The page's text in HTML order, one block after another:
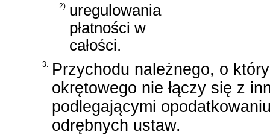
2) uregulowania
płatności w
całości.
3. Przychodu należnego, o
okrętowego nie łączy się z
podlegającymi
odrębnych ustaw.